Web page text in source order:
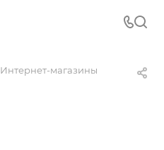
Интернет-магазины